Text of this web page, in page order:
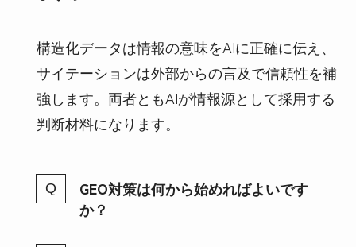
構造化データは情報の意味をAIに正確に伝え、
サイテーションは外部からの言及で信頼性を補
強します。両者ともAIが情報源として採用する
判断材料になります。
GEO対策は何から始めればよいです
か？